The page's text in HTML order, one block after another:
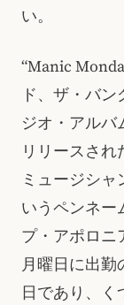
い。
“Manic
ド、ザ・バ
ジオ・アルバ
リリースさ
ミュージシ
いうペンネー
プ・アポロニ
月曜日に出勤
日であり、く